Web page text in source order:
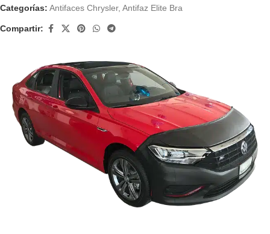
Categorías: Antifaces Chrysler, Antifaz Elite Bra
Compartir: